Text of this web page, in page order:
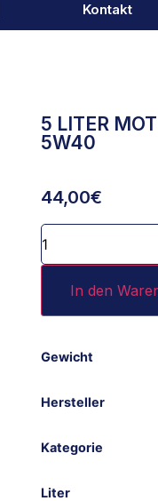
Kontakt
5 LITER
5W40
44,00€
In den
Gewicht
Hersteller
Kategorie
Liter